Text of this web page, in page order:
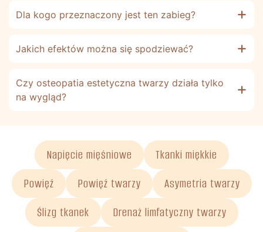
Dla kogo przeznaczony jest ten zabieg?
Jakich efektów można się spodziewać?
Czy osteopatia estetyczna twarzy działa tylko
na wygląd?
Napięcie mięśniowe
Tkanki miękkie
Powięź
Powięź twarzy
Asymetria twarzy
Ślizg tkanek
Drenaż limfatyczny twarzy